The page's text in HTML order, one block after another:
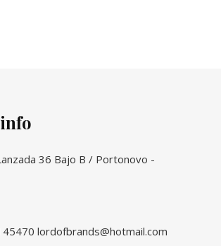
36 Bajo B / Portonovo -
lordofbrands@hotmail.com